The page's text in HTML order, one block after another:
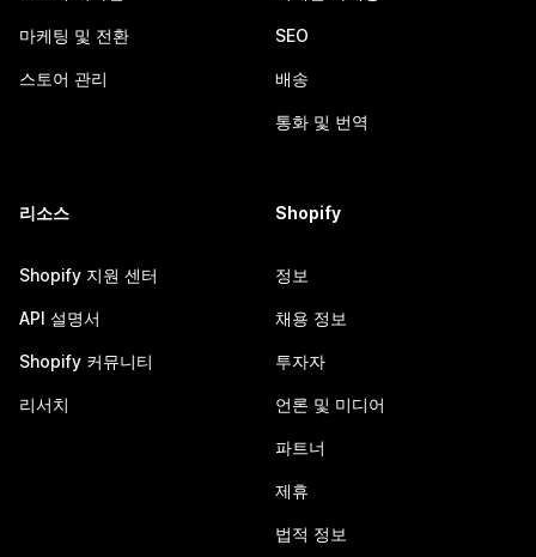
마케팅 및 전환
스토어 관리
SEO
배송
통화 및 번역
리소스
Shopify 지원 센터
API 설명서
Shopify 커뮤니티
리서치
Shopify
정보
채용 정보
투자자
언론 및 미디어
파트너
제휴
법적 정보